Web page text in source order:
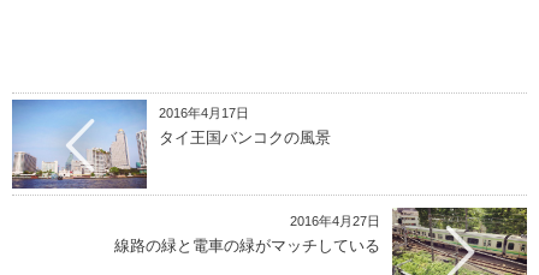
2016年4月17日
タイ王国バンコクの風景
2016年4月27日
線路の緑と電車の緑がマッチしている